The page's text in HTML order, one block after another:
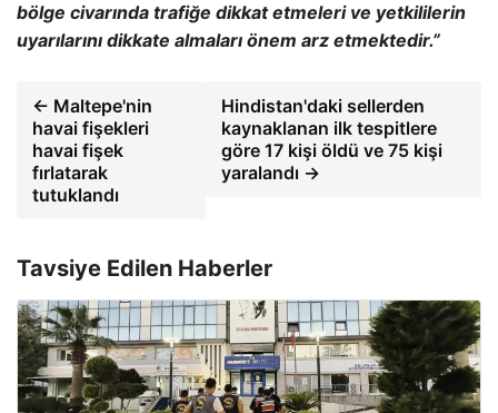
bölge civarında trafiğe dikkat etmeleri ve yetkililerin
uyarılarını dikkate almaları önem arz etmektedir.”
← Maltepe'nin
havai fişekleri
havai fişek
fırlatarak
tutuklandı
Hindistan'daki sellerden
kaynaklanan ilk tespitlere
göre 17 kişi öldü ve 75 kişi
yaralandı →
Tavsiye Edilen Haberler